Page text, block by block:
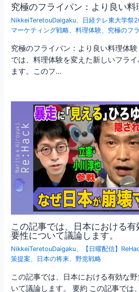
究極のフライパン：より良い料
NikkeiTeretouDaigaku 日経テレ東大学祭
マーケティング戦略 、料理体験 究極のフ
究極のフライパン：より良い料理体
では、料理体験を変えた新しいフラ
ます。このフ…
この記事では、日本における
要性について議論します。
NikkeiTeretouDaigaku、 【日曜配信】
策提案、 日本の将来、野党戦略
この記事では、日本における有効な
いて議論します。 要約 この記事では